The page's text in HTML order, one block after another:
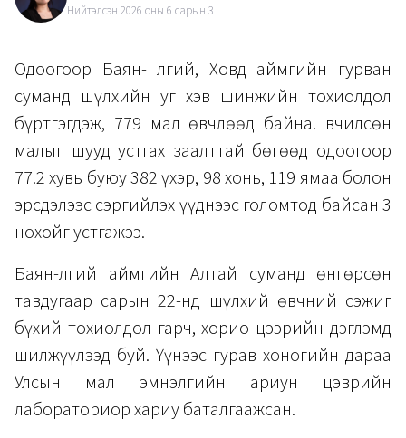
Нийтэлсэн 2026 оны 6 сарын 3
Одоогоор Баян- Өлгий, Ховд аймгийн гурван
суманд шүлхийн уг хэв шинжийн тохиолдол
бүртгэгдэж, 779 мал өвчлөөд байна. Өвчилсөн
малыг шууд устгах заалттай бөгөөд одоогоор
77.2 хувь буюу 382 үхэр, 98 хонь, 119 ямаа болон
эрсдэлээс сэргийлэх үүднээс голомтод байсан 3
нохойг устгажээ.
Баян-Өлгий аймгийн Алтай суманд өнгөрсөн
тавдугаар сарын 22-нд шүлхий өвчний сэжиг
бүхий тохиолдол гарч, хорио цээрийн дэглэмд
шилжүүлээд буй. Үүнээс гурав хоногийн дараа
Улсын мал эмнэлгийн ариун цэврийн
лабораториор хариу баталгаажсан.